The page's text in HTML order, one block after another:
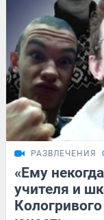
РАЗВЛЕЧЕНИЯ
«Ему
учителя и